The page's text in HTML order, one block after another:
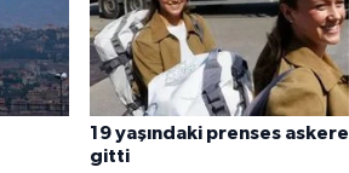
19 yaşındaki prenses askere
gitti